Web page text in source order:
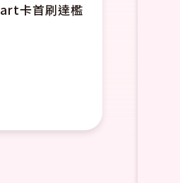
【夏日Chill生活】寶雅x早